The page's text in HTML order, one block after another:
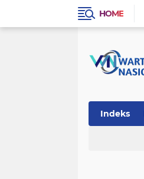
HOME
Indeks